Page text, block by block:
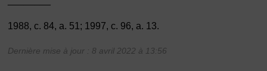
1988, c. 84, a. 51; 1997, c. 96, a. 13.
Dernière mise à jour : 8 avril 2022 à 13:56